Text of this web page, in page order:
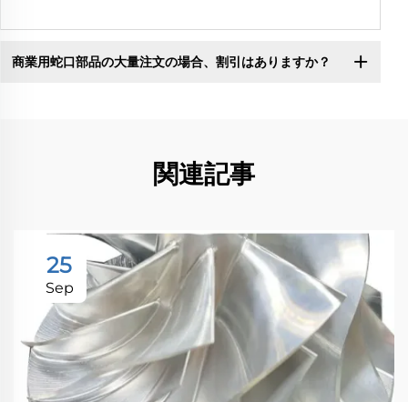
商業用蛇口部品の大量注文の場合、割引はありますか？
関連記事
25
Sep